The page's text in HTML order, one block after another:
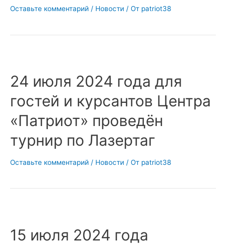
Оставьте комментарий / Новости / От patriot38
24 июля 2024 года для
гостей и курсантов Центра
«Патриот» проведён
турнир по Лазертаг
Оставьте комментарий / Новости / От patriot38
15 июля 2024 года